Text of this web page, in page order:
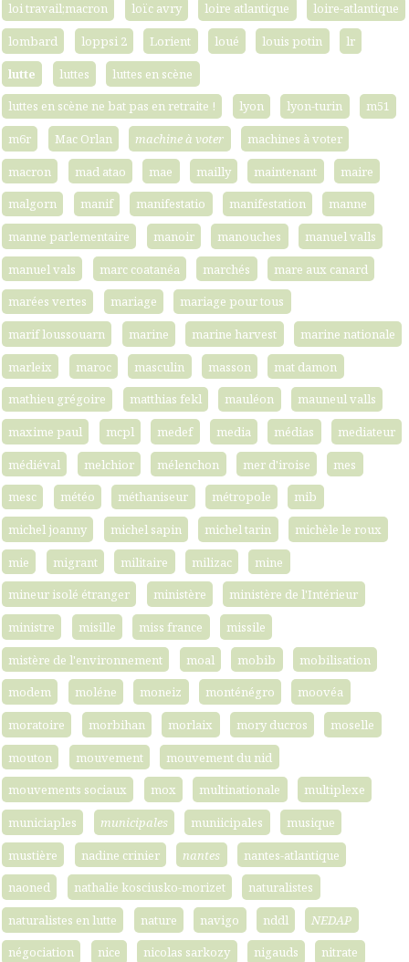
loi travail;macron loïc avry loire atlantique
loire-atlantique
lombard
loppsi 2 Lorient loué louis potin
lr
lutte
luttes
luttes en scène
luttes en scène ne bat pas en retraite !
lyon lyon-turin
m51
m6r
Mac Orlan machine à voter
machines à voter
macron
mad atao mae mailly maintenant
maire
malgorn
manif manifestatio manifestation
manne
manne parlementaire
manoir manouches
manuel valls
manuel vals
marc coatanéa marchés
mare aux canard
marées vertes
mariage
mariage pour tous
marif loussouarn
marine marine harvest
marine nationale
marleix
maroc masculin masson
mat damon
mathieu grégoire
matthias fekl mauléon
mauneul valls
maxime paul
mcpl medef media médias
mediateur
médiéval
melchior mélenchon mer d'iroise
mes
mesc
météo méthaniseur métropole
mib
michel joanny
michel sapin michel tarin
michèle le roux
mie
migrant militaire milizac
mine
mineur isolé étranger
ministère
ministère de l'Intérieur
ministre
misille miss france
missile
mistère de l'environnement
moal mobib
mobilisation
modem
moléne moneiz monténégro
moovéa
moratoire
morbihan morlaix mory ducros
moselle
mouton
mouvement
mouvement du nid
mouvements sociaux
mox multinationale
multiplexe
municiaples
municipales muniicipales
musique
mustière
nadine crinier nantes
nantes-atlantique
naoned
nathalie kosciusko-morizet
naturalistes
naturalistes en lutte
nature navigo nddl
NEDAP
négociation
nice nicolas sarkozy nigauds
nitrate